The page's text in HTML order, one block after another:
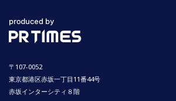
〒107-0052
東京都港区赤坂一丁目11番44号
赤坂インターシティ８階